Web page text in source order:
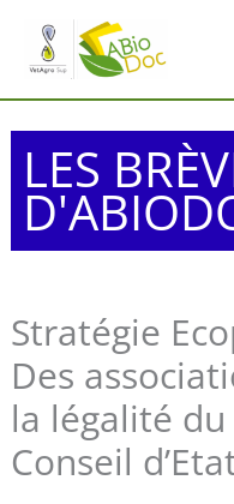
contenu
LES
Stratégie
Des
la légalité
Conseil